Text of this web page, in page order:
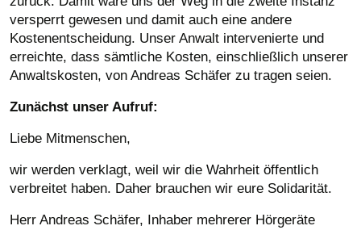
versperrt gewesen und damit auch eine andere
Kostenentscheidung. Unser Anwalt intervenierte und
erreichte, dass sämtliche Kosten, einschließlich unserer
Anwaltskosten, von Andreas Schäfer zu tragen seien.
Zunächst unser Aufruf:
Liebe Mitmenschen,
wir werden verklagt, weil wir die Wahrheit öffentlich
verbreitet haben. Daher brauchen wir eure Solidarität.
Herr Andreas Schäfer, Inhaber mehrerer Hörgeräte